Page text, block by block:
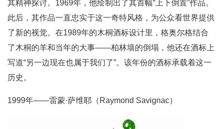
其精神探讨。1969年，他绘制出了其首幅“上下倒置”作品。
此后，其作品一直忠实于这一奇特风格，为公众看世界提供
了新的视觉。在1989年的木桐酒标设计里，格奥尔格结合
了木桐的羊和当年的大事——柏林墙的倒塌，他还在酒标上
写道“另一边现在也属于我们了”。该年份的酒标承载着这一
历史。
1999年——雷蒙·萨维耶（Raymond Savignac）